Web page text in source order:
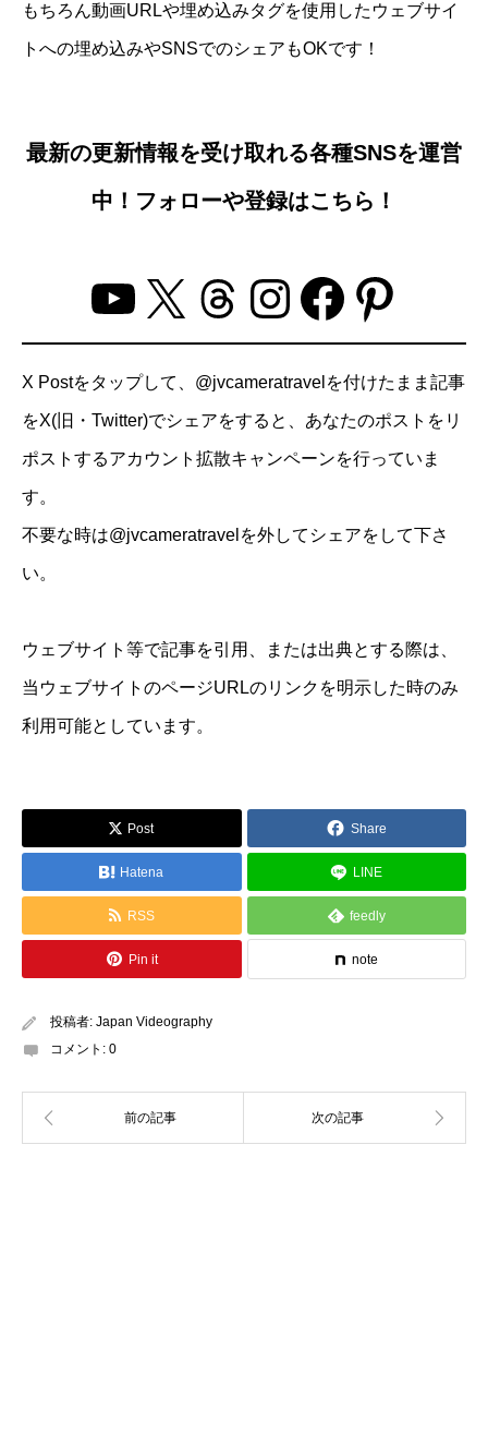
もちろん動画URLや埋め込みタグを使用したウェブサイ
トへの埋め込みやSNSでのシェアもOKです！
最新の更新情報を受け取れる各種SNSを運営
中！フォローや登録はこちら！
YouTube
X Threads
Instagram
X Postをタップして、@jvcameratravelを付けたまま記事
をX(旧・Twitter)でシェアをすると、あなたのポストをリ
ポストするアカウント拡散キャンペーンを行っていま
す。
不要な時は@jvcameratravelを外してシェアをして下さ
い。
ウェブサイト等で記事を引用、または出典とする際は、
当ウェブサイトのページURLのリンクを明示した時のみ
利用可能としています。
Post Share
Hatena LINE
RSS feedly
Pin it note
投稿者: Japan Videography
コメント: 0